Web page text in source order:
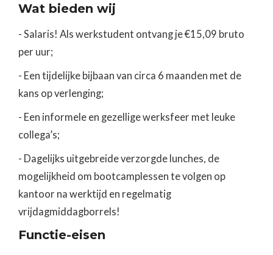
Wat bieden wij
- Salaris! Als werkstudent ontvang je €15,09 bruto
per uur;
- Een tijdelijke bijbaan van circa 6 maanden met de
kans op verlenging;
- Een informele en gezellige werksfeer met leuke
collega’s;
- Dagelijks uitgebreide verzorgde lunches, de
mogelijkheid om bootcamplessen te volgen op
kantoor na werktijd en regelmatig
vrijdagmiddagborrels!
Functie-eisen